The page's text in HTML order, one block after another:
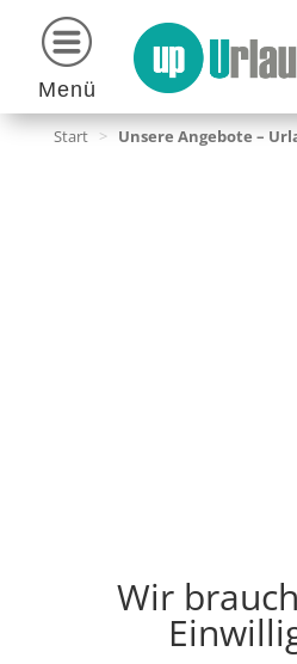
Menü
Start > Unsere Angebote –
Wir